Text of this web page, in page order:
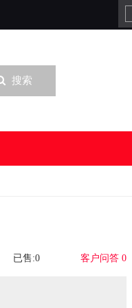
搜索
已售:0 客户问答 0